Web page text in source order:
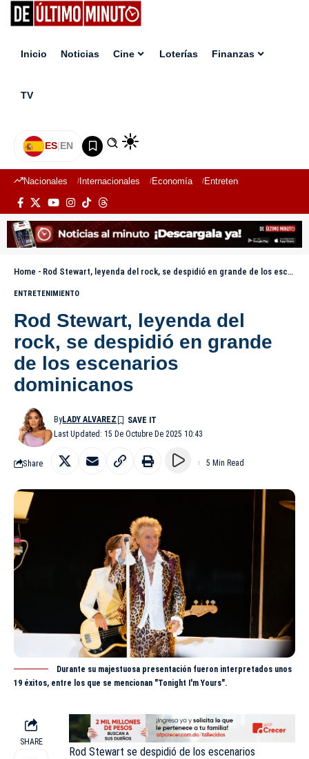
Inicio Noticias Cine Loterías Finanzas
TV
ES|EN
Nacionales Internacionales Economía Entretenimiento
Home - Rod Stewart, leyenda del rock, se despidió en grande de los escenarios dominicanos
ENTRETENIMIENTO
Rod Stewart, leyenda del
rock, se despidió en grande
de los escenarios
dominicanos
Last Updated: 15 De Octubre De 2025 10:43
ByLADY ALVAREZ
Share 5 Min Read
Durante su majestuosa presentación fueron interpretados unos
19 éxitos, entre los que se mencionan "Tonight I'm Yours".
SHARE
Rod Stewart se despidió de los escenarios